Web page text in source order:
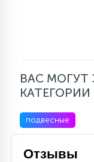
ВАС МОГУТ
КАТЕГОРИИ
подвесные
Отзывы